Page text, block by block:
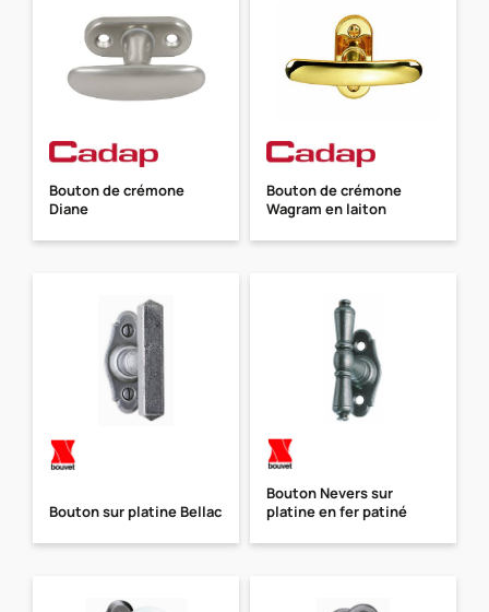
Bouton de crémone
Diane
Bouton de crémone
Wagram en laiton
Bouton sur platine Bellac
Bouton Nevers sur
platine en fer patiné